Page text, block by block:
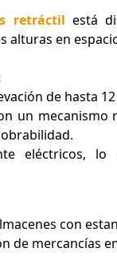
retráctilestá
alturas en
de hasta
un
eléctricos,
con
de mercancías